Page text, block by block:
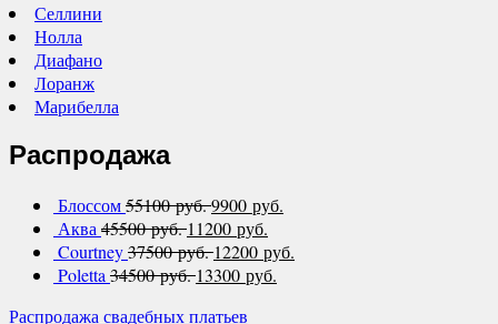
Селлини
Нолла
Диафано
Лоранж
Марибелла
Распродажа
Блоссом55100 руб.9900 руб.
Аква 45500 руб. 11200 руб.
Courtney37500 руб. 12200 руб.
Poletta 34500 руб. 13300 руб.
Распродажа свадебных платьев